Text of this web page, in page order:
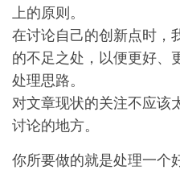
上的原则。
在讨论自己的创新点时，
的不足之处，以便更好、
处理思路。
对文章现状的关注不应该
讨论的地方。
你所要做的就是处理一个